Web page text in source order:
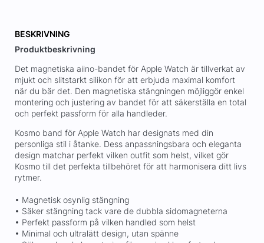
BESKRIVNING
Produktbeskrivning
Det magnetiska aiino-bandet för Apple Watch är tillverkat av
mjukt och slitstarkt silikon för att erbjuda maximal komfort
när du bär det. Den magnetiska stängningen möjliggör enkel
montering och justering av bandet för att säkerställa en total
och perfekt passform för alla handleder.
Kosmo band för Apple Watch har designats med din
personliga stil i åtanke. Dess anpassningsbara och eleganta
design matchar perfekt vilken outfit som helst, vilket gör
Kosmo till det perfekta tillbehöret för att harmonisera ditt livs
rytmer.
• Magnetisk osynlig stängning
• Säker stängning tack vare de dubbla sidomagneterna
• Perfekt passform på vilken handled som helst
• Minimal och ultralätt design, utan spänne